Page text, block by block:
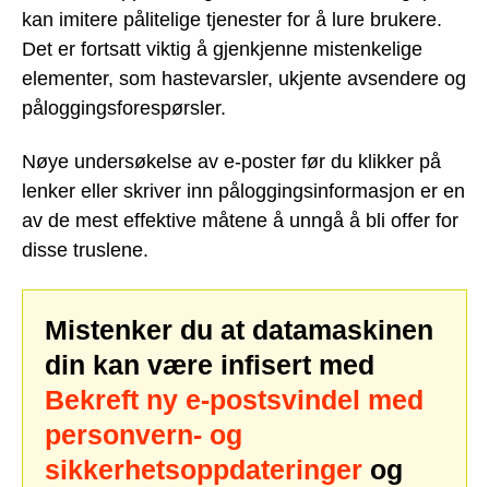
kan imitere pålitelige tjenester for å lure brukere.
Det er fortsatt viktig å gjenkjenne mistenkelige
elementer, som hastevarsler, ukjente avsendere og
påloggingsforespørsler.
Nøye undersøkelse av e-poster før du klikker på
lenker eller skriver inn påloggingsinformasjon er en
av de mest effektive måtene å unngå å bli offer for
disse truslene.
Mistenker du at datamaskinen
din kan være infisert med
Bekreft ny e-postsvindel med
personvern- og
sikkerhetsoppdateringer og